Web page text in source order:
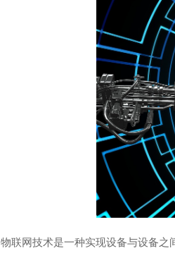
物联网技术是一种实现设备与设备之